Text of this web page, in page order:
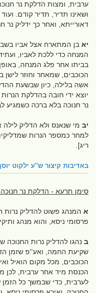
ערבית, ומצות הדלקת נר
ושאינו תדיר, תדיר קודם.
דאורייתא, ואחר כך ידליק נר
יא בן המתארח אצל אביו
המנחה כדי ללכת לאביו,
בביתו אחר פלג המנחה,
הכוכבים, שמאחר וחוזר לישן
אשה בלילה, כיון שבשעת
יוצא ידי חובה בהדלקת
נר חנוכה בלא ברכה כשמגיע
יב מי שנאנס ולא הדליק
למחר כמספר הנרות
ריג].
באדיבות קיצור ש''ע ילקוט
סימן תרעא - הדלקת נר
א המנהג פשוט להדליק
פרסומי ניסא, והוא מנהג
ב נהגו להדליק נרות
שקיעת החמה, ואע''פ שזמן
הכוכבים, מכל מקום הואיל
הכנסת מיד אחר ערבית, לכן
לערבית, כדי שבמשך כל